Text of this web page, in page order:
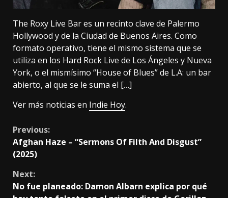
The Roxy Live Bar es un recinto clave de Palermo
Hollywood y de la Ciudad de Buenos Aires. Como
formato operativo, tiene el mismo sistema que se
utiliza en los Hard Rock Live de Los Ángeles y Nueva
York, o el mismísimo “House of Blues” de L.A: un bar
abierto, al que se le suma el […]
Ver más noticias en Indie Hoy.
Continue
Reading
Previous:
Afghan Haze – “Sermons Of Filth And Disgust”
(2025)
Next:
No fue planeado: Damon Albarn explica por qué